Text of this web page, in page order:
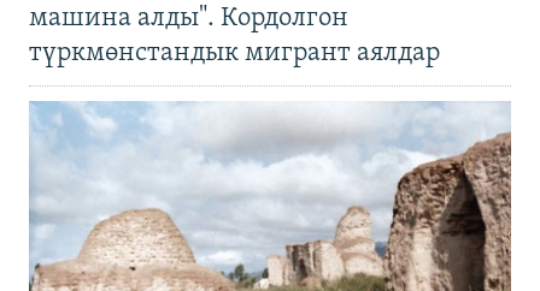
машина алды". Кордолгон
түркмөнстандык мигрант аялдар